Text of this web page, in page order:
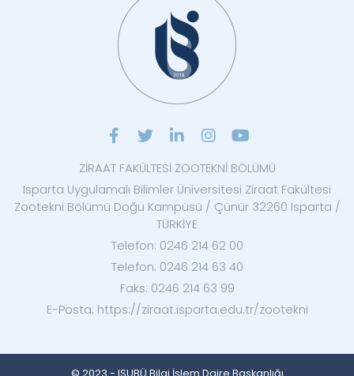
ZİRAAT FAKÜLTESİ ZOOTEKNİ BÖLÜMÜ
Isparta Uygulamalı Bilimler Üniversitesi Ziraat Fakültesi
Zootekni Bölümü Doğu Kampüsü / Çünür 32260 Isparta /
TÜRKİYE
Telefon: 0246 214 62 00
Telefon: 0246 214 63 40
Faks: 0246 214 63 99
E-Posta: https://ziraat.isparta.edu.tr/zootekni
© 2023 - ISUBÜ Bilgi İşlem Daire Başkanlığı